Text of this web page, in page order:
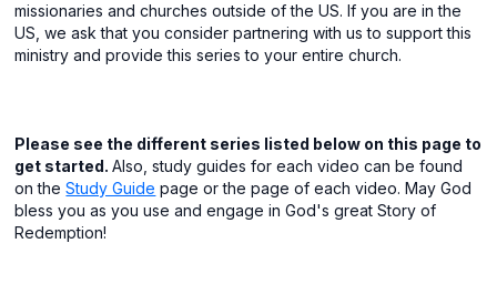
missionaries and churches outside of the US. If you are in the
US, we ask that you consider partnering with us to support this
ministry and provide this series to your entire church.
Please see the different series listed below on this page to
get started.Also, study guides for each video can be found
on theStudy Guide page or the page of each video. May God
bless you as you use and engage in God's great Story of
Redemption!